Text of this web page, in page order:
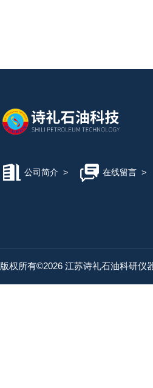
公司简介 > 在线留言>
版权所有©2026 江苏诗礼石油科研